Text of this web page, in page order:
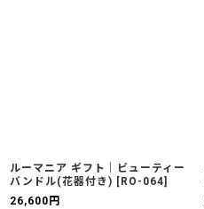
ルーマニア ギフト｜ビューティー
バンドル(花器付き) [ RO-064]
26,600 円